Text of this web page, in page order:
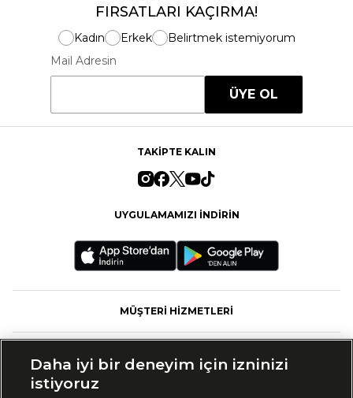
FIRSATLARI KAÇIRMA!
Kadın Erkek
Belirtmek istemiyorum
Mail Adresin
ÜYE OL
TAKİPTE KALIN
UYGULAMAMIZI İNDİRİN
MÜŞTERİ HİZMETLERİ
Daha iyi bir deneyim için izninizi
istiyoruz